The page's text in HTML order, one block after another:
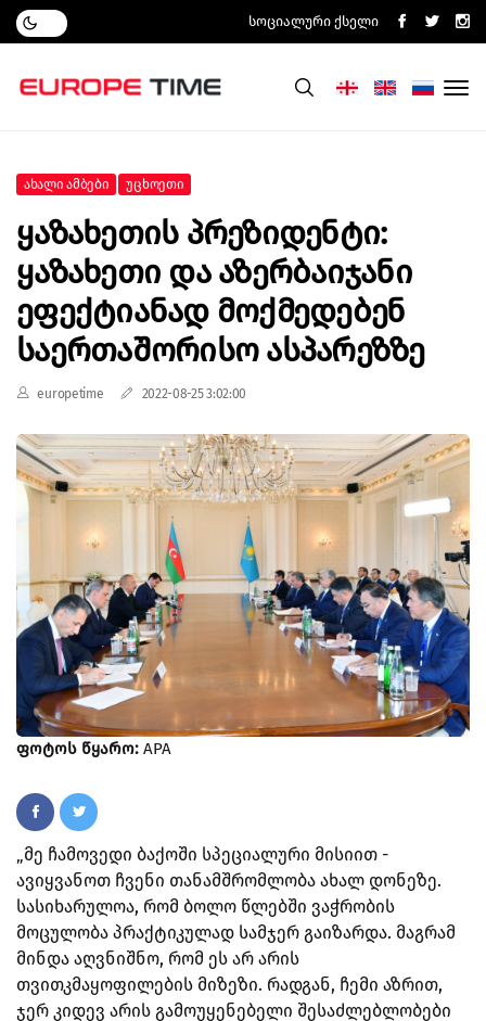
Სოციალური Ქსელი
Ახალი Ამბები Უცხოეთი
Ყაზახეთის Პრეზიდენტი:
Ყაზახეთი Და Აზერბაიჯანი
Ეფექტიანად Მოქმედებენ
Საერთაშორისო Ასპარეზზე
europetime 2022-08-25 3:02:00
ფოტოს წყარო: APA
„მე ჩამოვედი ბაქოში სპეციალური მისიით -
ავიყვანოთ ჩვენი თანამშრომლობა ახალ დონეზე.
სასიხარულოა, რომ ბოლო წლებში ვაჭრობის
მოცულობა პრაქტიკულად სამჯერ გაიზარდა. მაგრამ
მინდა აღვნიშნო, რომ ეს არ არის
თვითკმაყოფილების მიზეზი. რადგან, ჩემი აზრით,
ჯერ კიდევ არის გამოუყენებელი შესაძლებლობები